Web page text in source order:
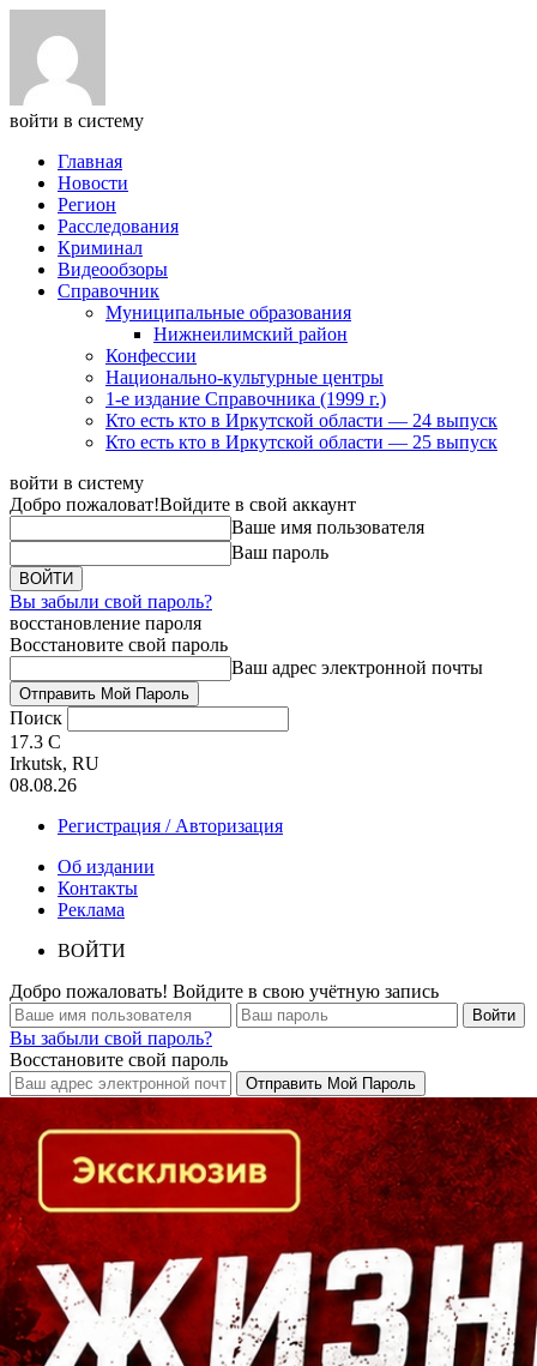
войти в систему
Главная
Новости
Регион
Расследования
Криминал
Видеообзоры
Справочник
Муниципальные образования
Нижнеилимский район
Конфессии
Национально-культурные центры
1-е издание Справочника (1999 г.)
Кто есть кто в Иркутской области — 24 выпуск
Кто есть кто в Иркутской области — 25 выпуск
войти в систему
Добро пожаловат!Войдите в свой аккаунт
Ваше имя пользователя
Ваш пароль
Вы забыли свой пароль?
восстановление пароля
Восстановите свой пароль
Ваш адрес электронной почты
Поиск
17.3 C
Irkutsk, RU
08.08.26
Регистрация / Авторизация
Об издании
Контакты
Реклама
ВОЙТИ
Добро пожаловать! Войдите в свою учётную запись
Вы забыли свой пароль?
Восстановите свой пароль
Кто есть кто в Байкальском регионе